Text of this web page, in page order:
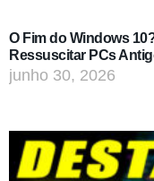
O Fim do Windows
Ressuscitar PCs
junho 30, 2026